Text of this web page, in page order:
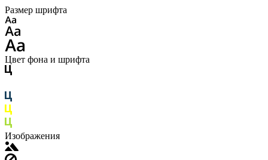
Размер шрифта
Цвет фона и шрифта
Изображения